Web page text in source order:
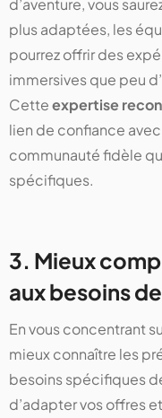
d’aventure, vous
plus adaptées, les
pourrez offrir des
immersives que peu
Cetteexpertise
lien de confiance
communauté fidèle
spécifiques.
3. Mieux
aux besoins
En vous concentrant
mieux connaître les
besoins spécifiques
d’adapter vos offres